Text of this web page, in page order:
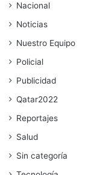
Nacional
Noticias
Nuestro Equipo
Policial
Publicidad
Qatar2022
Reportajes
Salud
Sin categoría